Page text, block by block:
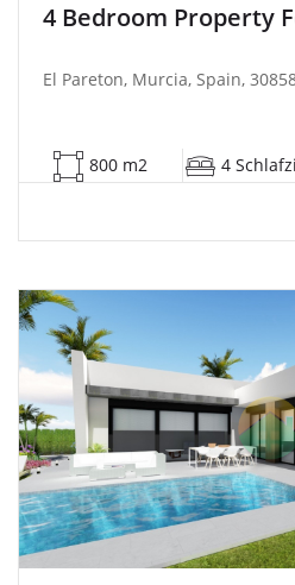
4 Bedroom Property
El Pareton, Murcia, Spain,
800 m2 4